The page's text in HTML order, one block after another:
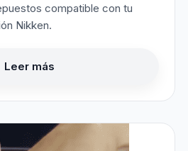
compatible con tu
Nikken.
Leer más